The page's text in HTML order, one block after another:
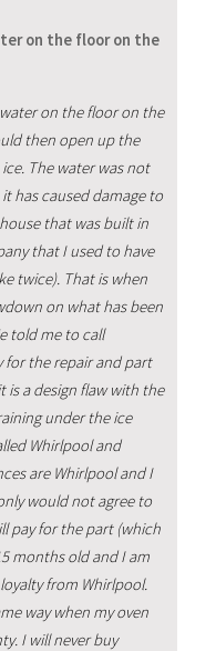
on the floor on the
on the floor on the
then open up the
The water was not
has caused damage to
that was built in
that I used to have
twice). That is when
on what has been
told me to call
for the repair and part
is a design flaw with the
under the ice
Whirlpool and
are Whirlpool and I
would not agree to
pay for the part (which
months old and I am
from Whirlpool.
way when my oven
I will never buy